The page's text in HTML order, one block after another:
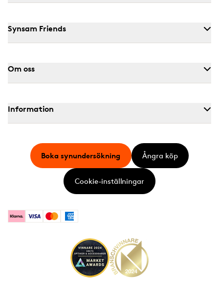
Synsam Friends
Om oss
Information
KlarnaVisa MastercardAmerican Express
Boka synundersökning Ångra köp
Cookie-inställningar